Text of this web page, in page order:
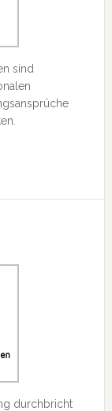
sind
durchbricht